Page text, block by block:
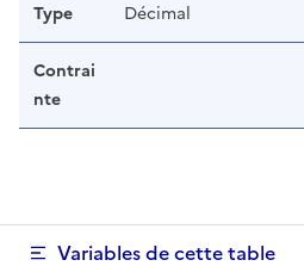
Type Décimal
Contrai
nte
Variables de cette table